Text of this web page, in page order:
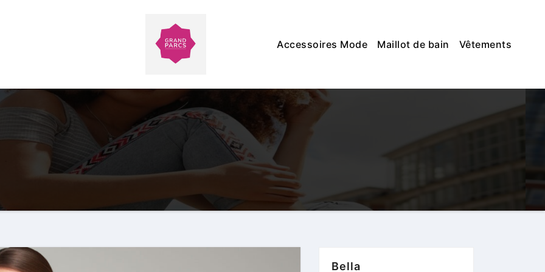
Accessoires Mode Maillot de bain Vêtements
Bella